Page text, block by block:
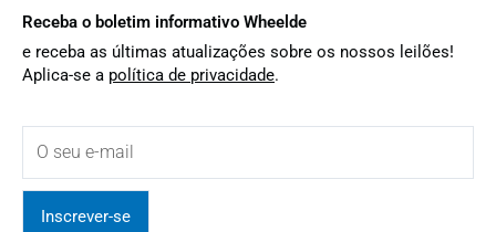
Receba o boletim informativo Wheelde
e receba as últimas atualizações sobre os nossos leilões!
Aplica-se a política de privacidade.
Inscrever-se